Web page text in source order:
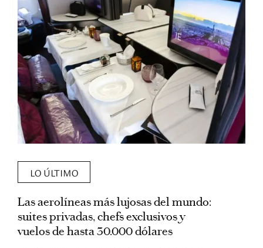
LO ÚLTIMO
Las aerolíneas más lujosas del mundo:
suites privadas, chefs exclusivos y
vuelos de hasta 30.000 dólares